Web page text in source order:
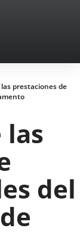
prestaciones de
del